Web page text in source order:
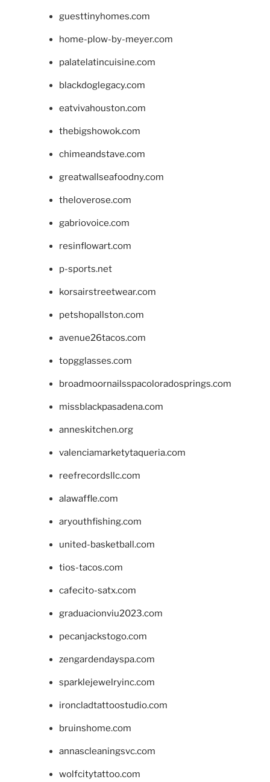
guesttinyhomes.com
home-plow-by-meyer.com
palatelatincuisine.com
blackdoglegacy.com
eatvivahouston.com
thebigshowok.com
chimeandstave.com
greatwallseafoodny.com
theloverose.com
gabriovoice.com
resinflowart.com
p-sports.net
korsairstreetwear.com
petshopallston.com
avenue26tacos.com
topgglasses.com
broadmoornailsspacoloradosprings.com
missblackpasadena.com
anneskitchen.org
valenciamarketytaqueria.com
reefrecordsllc.com
alawaffle.com
aryouthfishing.com
united-basketball.com
tios-tacos.com
cafecito-satx.com
graduacionviu2023.com
pecanjackstogo.com
zengardendayspa.com
sparklejewelryinc.com
ironcladtattoostudio.com
bruinshome.com
annascleaningsvc.com
wolfcitytattoo.com